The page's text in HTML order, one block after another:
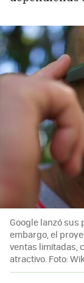
Google lanzó sus
embargo, el
ventas limitadas,
atractivo. Foto: